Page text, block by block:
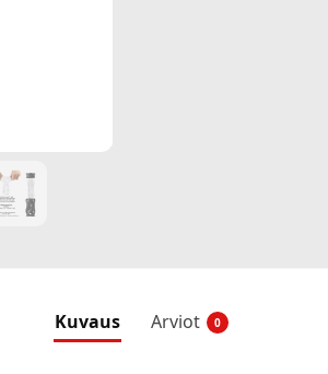
Kuvaus Arviot 0